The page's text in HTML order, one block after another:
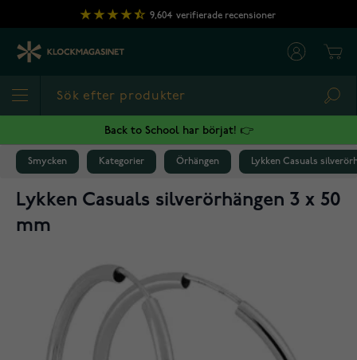
Hoppa till innehållet
9,604 verifierade recensioner
Back to School har börjat! 👉
Smycken Kategorier Örhängen Lykken Casuals
Lykken Casuals silverörhängen 3 x 50
mm